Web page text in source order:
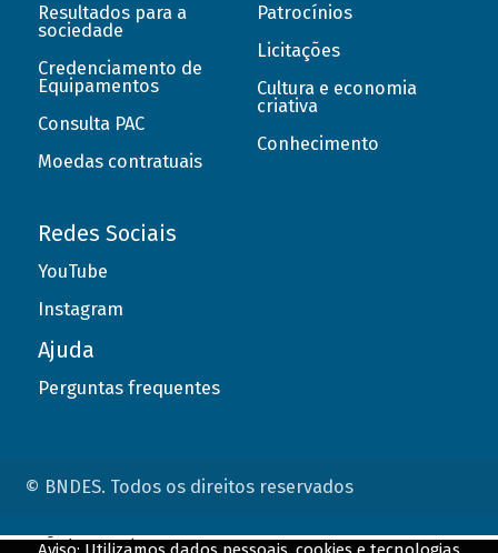
Resultados para a
sociedade
Credenciamento de
Equipamentos
Consulta PAC
Moedas contratuais
Patrocínios
Licitações
Cultura e economia
criativa
Conhecimento
Redes Sociais
YouTube
Instagram
Ajuda
Perguntas frequentes
© BNDES. Todos os direitos reservados
ConteÃºdo complementar